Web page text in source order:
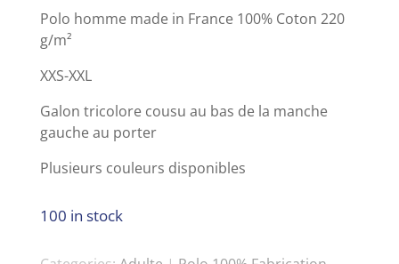
Polo homme made in France 100% Coton 220
g/m²
XXS-XXL
Galon tricolore cousu au bas de la manche
gauche au porter
Plusieurs couleurs disponibles
100 in stock